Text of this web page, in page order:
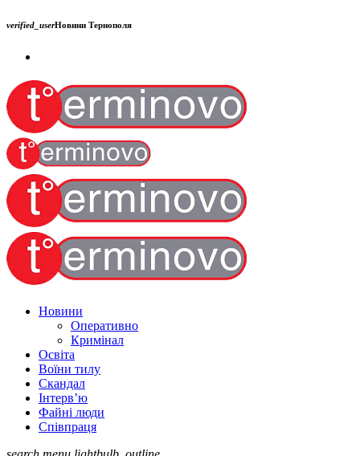
verified_userНовини Тернополя
Новини
Оперативно
Кримінал
Освіта
Воїни тилу
Скандал
Інтерв’ю
Файні люди
Співпраця